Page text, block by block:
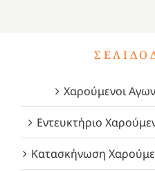
Χαρούμενοι
Εντευκτήριο
Κατασκήνωση